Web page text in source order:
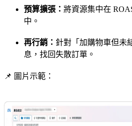
預算擴張： 將資源集中在
中。
再行銷： 針對「加購物車但未
息，找回失散訂單。
📌 圖片示範：